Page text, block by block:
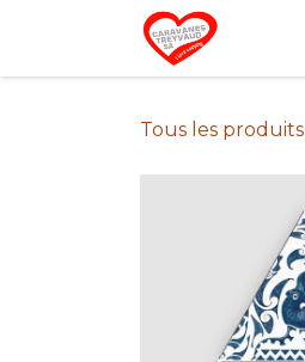
Se rendre au contenu
Tous les produits